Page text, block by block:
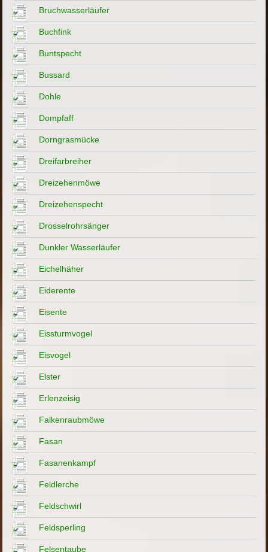
Bruchwasserläufer
Buchfink
Buntspecht
Bussard
Dohle
Dompfaff
Dorngrasmücke
Dreifarbreiher
Dreizehenmöwe
Dreizehenspecht
Drosselrohrsänger
Dunkler Wasserläufer
Eichelhäher
Eiderente
Eisente
Eissturmvogel
Eisvogel
Elster
Erlenzeisig
Falkenraubmöwe
Fasan
Fasanenkampf
Feldlerche
Feldschwirl
Feldsperling
Felsentaube